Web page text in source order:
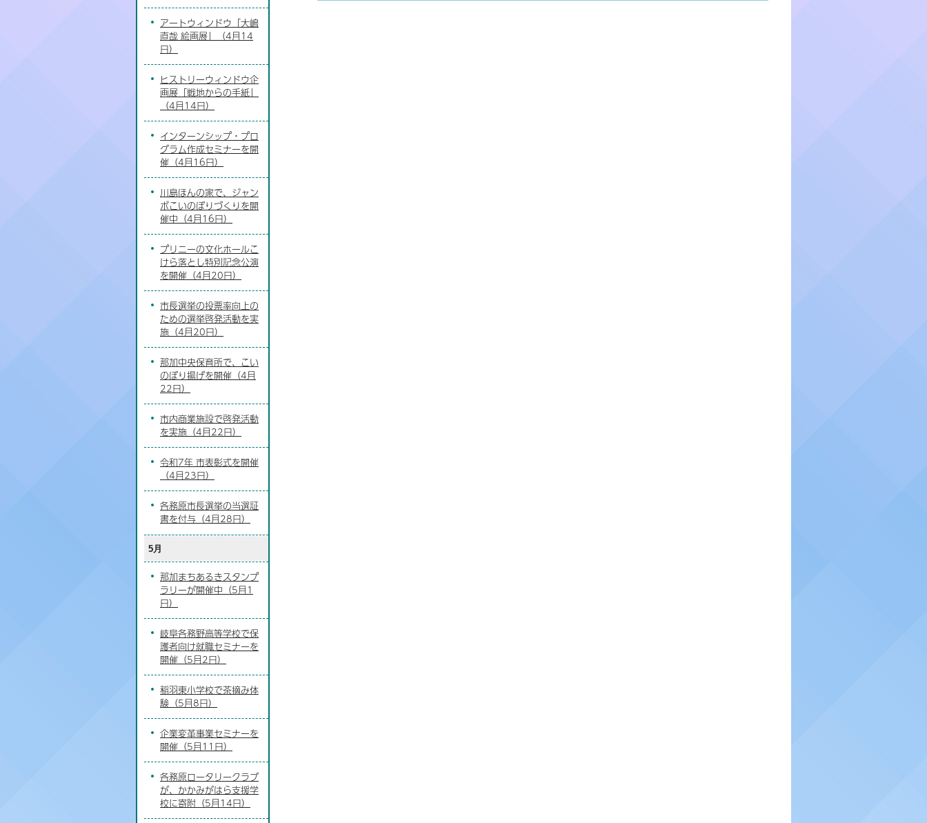
アートウィンドウ「大嶋
直哉 絵画展」（4月14
日）
ヒストリーウィンドウ企
画展「戦地からの手紙」
（4月14日）
インターンシップ・プロ
グラム作成セミナーを開
催（4月16日）
川島ほんの家で、ジャン
ボこいのぼりづくりを開
催中（4月16日）
プリニーの文化ホールこ
けら落とし特別記念公演
を開催（4月20日）
市長選挙の投票率向上の
ための選挙啓発活動を実
施（4月20日）
那加中央保育所で、こい
のぼり揚げを開催（4月
22日）
市内商業施設で啓発活動
を実施（4月22日）
令和7年 市表彰式を開催
（4月23日）
各務原市長選挙の当選証
書を付与（4月28日）
5月
那加まちあるきスタンプ
ラリーが開催中（5月1
日）
岐阜各務野高等学校で保
護者向け就職セミナーを
開催（5月2日）
稲羽東小学校で茶摘み体
験（5月8日）
企業変革事業セミナーを
開催（5月11日）
各務原ロータリークラブ
が、かかみがはら支援学
校に寄附（5月14日）